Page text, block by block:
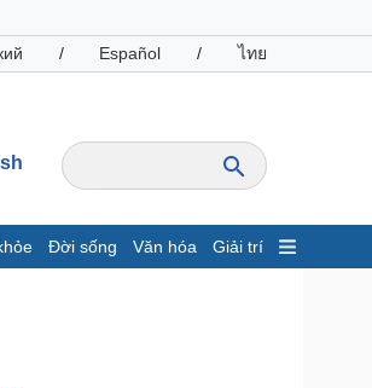
/ Español / ไทย
Đời sống Văn hóa Giải trí